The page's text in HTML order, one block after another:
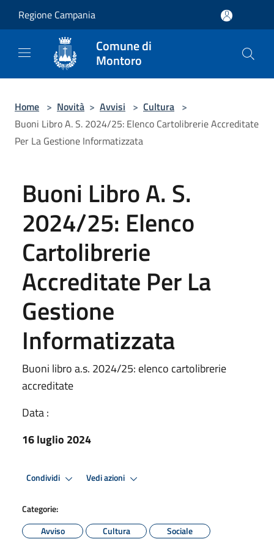
Regione Campania
Comune di
Montoro
Home > Novità > Avvisi > Cultura >
Buoni Libro A. S. 2024/25: Elenco Cartolibrerie Accreditate
Per La Gestione Informatizzata
Buoni Libro A. S.
2024/25: Elenco
Cartolibrerie
Accreditate Per La
Gestione
Informatizzata
Buoni libro a.s. 2024/25: elenco cartolibrerie
accreditate
Data :
16 luglio 2024
Condividi Vedi azioni
Categorie:
Avviso
Cultura Sociale